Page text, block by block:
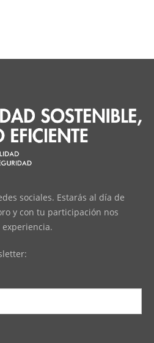
sociales. Estarás al día de
y con tu participación nos